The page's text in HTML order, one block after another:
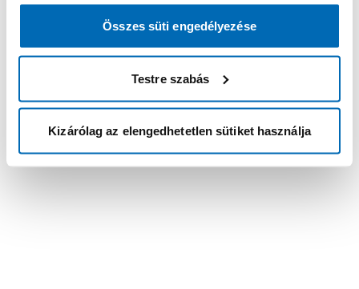
Összes süti engedélyezése
Testre szabás
Kizárólag az elengedhetetlen sütiket használja